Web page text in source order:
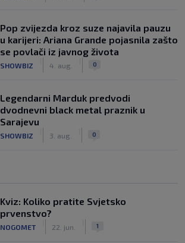
Pop zvijezda kroz suze najavila pauzu
u karijeri: Ariana Grande pojasnila zašto
se povlači iz javnog života
SHOWBIZ 4. aug. 0
Legendarni Marduk predvodi
dvodnevni black metal praznik u
Sarajevu
SHOWBIZ 3. aug. 0
Kviz: Koliko pratite Svjetsko
prvenstvo?
NOGOMET 22. jun. 1